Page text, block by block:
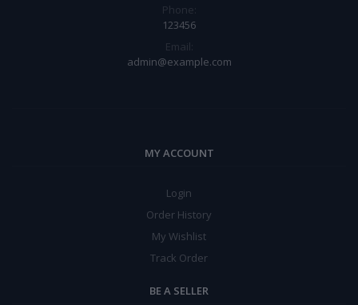
Phone:
123456
Email:
admin@example.com
MY ACCOUNT
Login
Order History
My Wishlist
Track Order
BE A SELLER